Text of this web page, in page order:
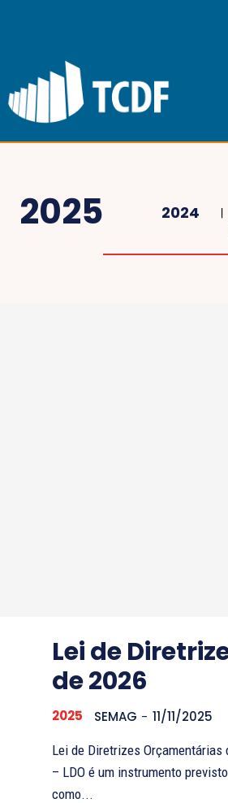
2025 2024
Lei de
de 2026
2025 SEMAG - 11/11/2025
Lei de Diretrizes Orçamentárias de 2026 A Lei de Diretrizes
– LDO é um instrumento
como...